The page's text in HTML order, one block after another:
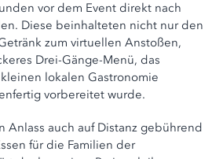
vor dem Event direkt nach
Diese beinhalteten nicht nur den
zum virtuellen Anstoßen,
Drei-Gänge-Menü, das
lokalen Gastronomie
vorbereitet wurde.
Anlass auch auf Distanz gebührend
für die Familien der